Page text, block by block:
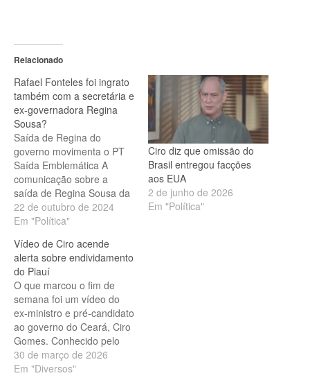
Relacionado
Rafael Fonteles foi ingrato
também com a secretária e
ex-governadora Regina
Sousa?
Saída de Regina do
governo movimenta o PT
Saída Emblemática A
comunicação sobre a
saída de Regina Sousa da
equipe de Rafael não
pegou ninguém de
externando sua
insatisfação com o
Governador Rafael
Fonteles há vários meses
e não pedia segredo para
ninguém. Secretaria vazia
Pessoas…
22 de outubro de 2024
Em "Política"
Ciro diz que omissão do
Brasil entregou facções
aos EUA
2 de junho de 2026
Em "Política"
Vídeo de Ciro acende
alerta sobre endividamento
do Piauí
O que marcou o fim de
semana foi um vídeo do
ex-ministro e pré-candidato
ao governo do Ceará, Ciro
Gomes. Conhecido pelo
domínio na área
econômica, Ciro fez um
30 de março de 2026
Em "Diversos"